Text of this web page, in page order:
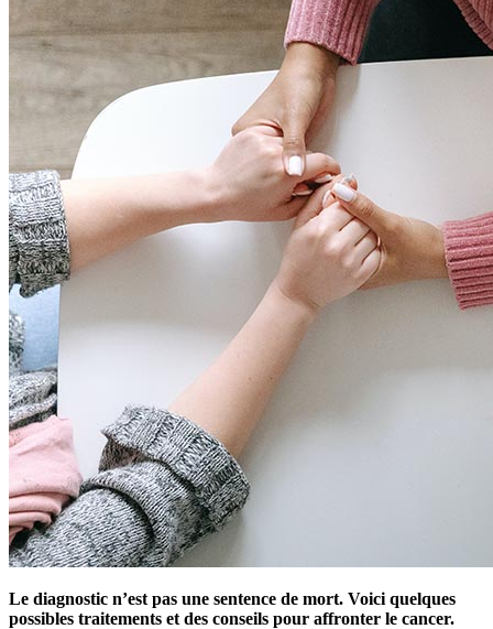
Le diagnostic n’est pas une sentence de mort. Voici quelques
possibles traitements et des conseils pour affronter le cancer.